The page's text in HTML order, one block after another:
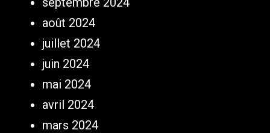
août 2024
juillet 2024
juin 2024
mai 2024
avril 2024
mars 2024